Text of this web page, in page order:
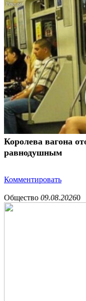
Королева вагона
равнодушным
Комментировать
Общество 09.08.20260